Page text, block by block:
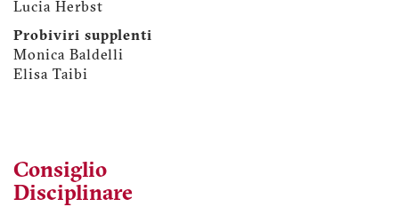
Lucia Herbst
Probiviri supplenti
Monica Baldelli
Elisa Taibi
Consiglio
Disciplinare